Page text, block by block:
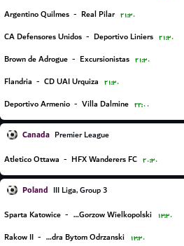
Argentino Quilmes - Real Pilar ۲۱:۳۰
CA Defensores Unidos - Deportivo Liniers ۲۱:۳۰
Brown de Adrogue - Excursionistas ۲۱:۳۰
Flandria - CD UAI Urquiza ۲۱:۳۰
Deportivo Armenio - Villa Dalmine ۲۲:۰۰
Canada Premier League
Atletico Ottawa - HFX Wanderers FC ۲۰:۳۰
Poland III Liga, Group 3
Sparta Katowice - KS Stilon Gorzow Wielkopolski ۱۳:۳۰
Rakow II - Odra Bytom Odrzanski ۱۳:۳۰